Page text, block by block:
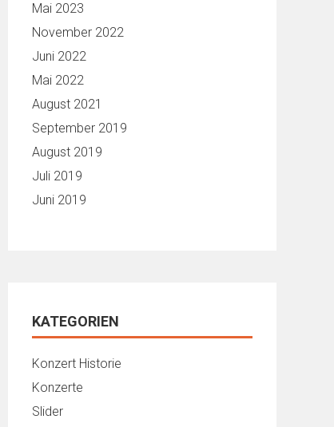
Mai 2023
November 2022
Juni 2022
Mai 2022
August 2021
September 2019
August 2019
Juli 2019
Juni 2019
KATEGORIEN
Konzert Historie
Konzerte
Slider